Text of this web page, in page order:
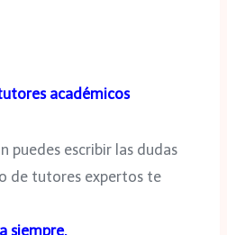
académicos
puedes escribir las dudas
de tutores expertos te
siempre.